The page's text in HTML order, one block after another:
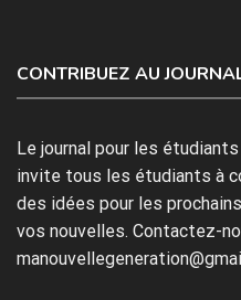
CONTRIBUEZ AU
Le journal pour les étudiants
invite tous les étudiants à
des idées pour les
vos nouvelles. Contactez-